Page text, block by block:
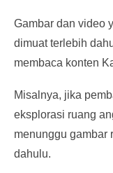
Gambar dan video
dimuat terlebih
membaca konten
Misalnya, jika
eksplorasi ruang
menunggu gambar
dahulu.